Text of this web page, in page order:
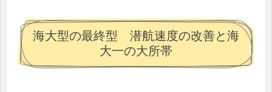
海大型の最終型 潜航速度の改善と海
大一の大所帯